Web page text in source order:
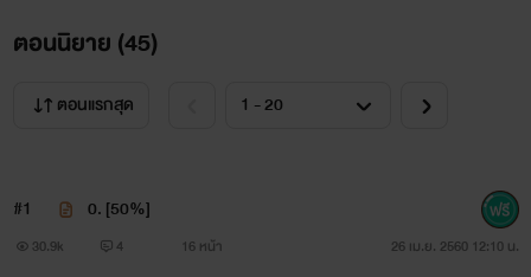
ตอนนิยาย (45)
ตอนแรกสุด
#1 0. [50%]
30.9k 4 16 หน้า 26 เม.ย. 2560 12:10 น.